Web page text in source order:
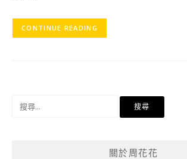
CONTINUE READING
關於周花花